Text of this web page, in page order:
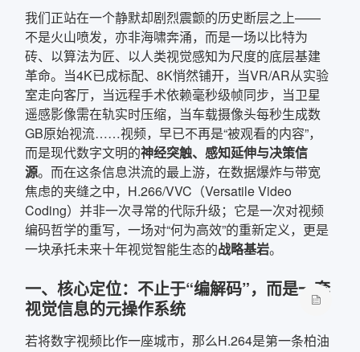
我们正站在一个静默却剧烈震颤的历史断层之上——
不是火山喷发，亦非海啸奔涌，而是一场以比特为
砖、以算法为匠、以人类视觉感知为尺度的底层基建
革命。当4K已成标配、8K悄然铺开，当VR/AR从实验
室走向客厅，当远程手术依赖毫秒级帧同步，当卫星
遥感影像需在轨实时压缩，当车载摄像头每秒生成数
GB原始视流……视频，早已不再是“被观看的内容”，
而是现代数字文明的神经突触、感知延伸与决策信
源。而在这条信息洪流的最上游，在数据爆炸与带宽
焦虑的夹缝之中，H.266/VVC（Versatile Video
Coding）并非一次寻常的代际升级；它是一次对视频
编码哲学的重写，一场对“何为高效”的重新定义，更是
一块承托未来十年视觉智能生态的战略基岩。
一、核心定位：不止于“编解码”，而是一套
视觉信息的元操作系统
若将数字视频比作一座城市，那么H.264是第一条柏油